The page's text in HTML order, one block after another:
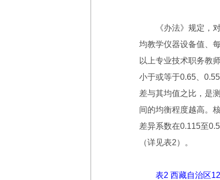
《办法》规定，对
均教学仪器设备值、
以上专业技术职务教
小于或等于0.65、
差与其均值之比，是
间的均衡程度越高。
差异系数在0.115至
（详见表2）。
表2 西藏自治区